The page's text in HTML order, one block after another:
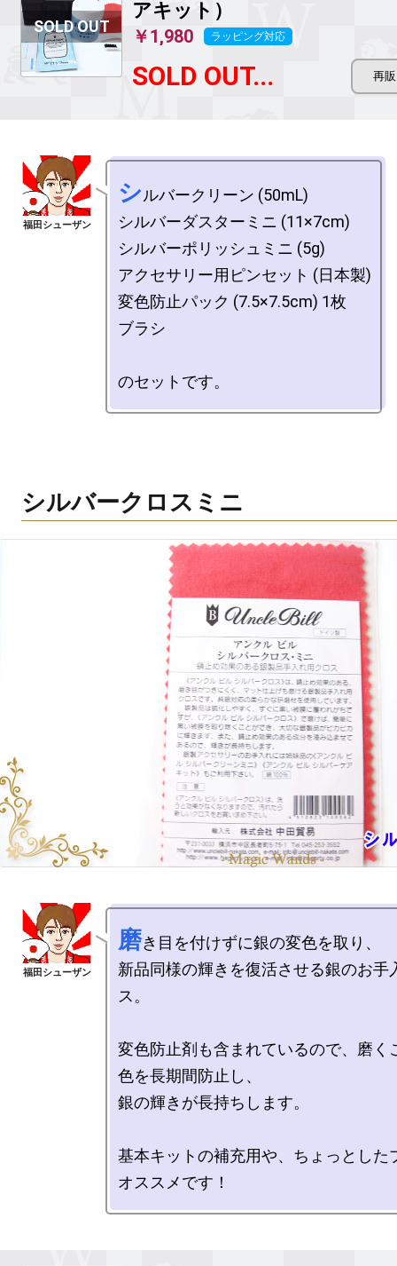
アキット）
￥1,980 ラッピング対応
SOLD OUT...
シルバークリーン (50mL)
シルバーダスターミニ (11×7cm)
シルバーポリッシュミニ (5g)
アクセサリー用ピンセット (日本製)
変色防止パック (7.5×7.5cm) 1枚
ブラシ
シルバークロスミニ
磨き目を付けずに銀の変色を取り、
新品同様の輝きを復活させる銀のお手
ス。
変色防止剤も含まれているので、磨く
色を長期間防止し、
銀の輝きが長持ちします。
基本キットの補充用や、ちょっとした